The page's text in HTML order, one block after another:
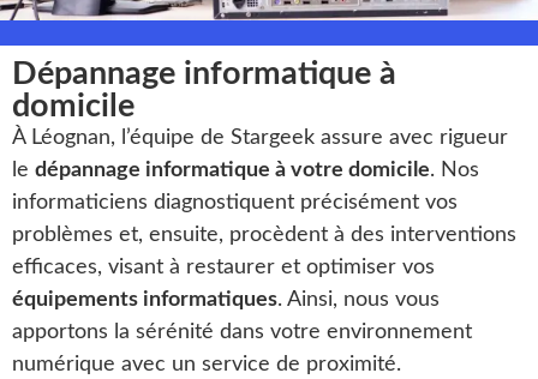
Dépannage informatique à
domicile
À Léognan, l’équipe de Stargeek assure avec rigueur
le dépannage informatique à votre domicile. Nos
informaticiens diagnostiquent précisément vos
problèmes et, ensuite, procèdent à des interventions
efficaces, visant à restaurer et optimiser vos
équipements informatiques. Ainsi, nous vous
apportons la sérénité dans votre environnement
numérique avec un service de proximité.